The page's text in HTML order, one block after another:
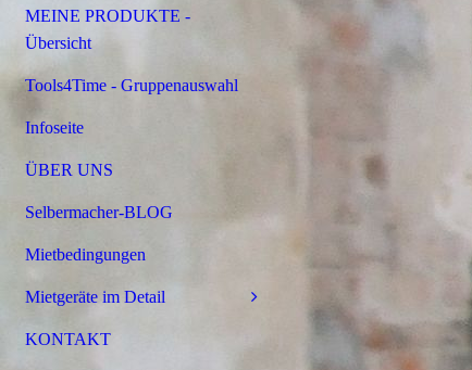
MEINE PRODUKTE -
Übersicht
Tools4Time - Gruppenauswahl
Infoseite
ÜBER UNS
Selbermacher-BLOG
Mietbedingungen
Mietgeräte im Detail
KONTAKT